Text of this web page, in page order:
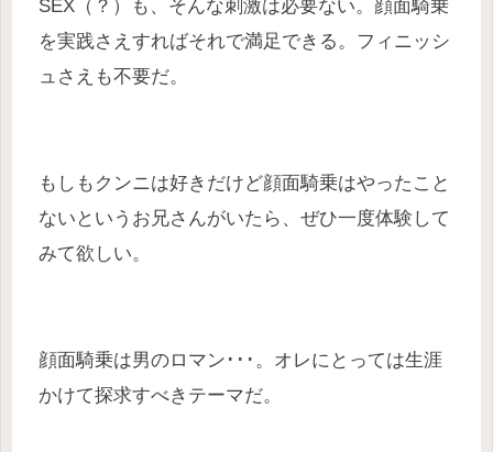
SEX（？）も、そんな刺激は必要ない。顔面騎乗
を実践さえすればそれで満足できる。フィニッシ
ュさえも不要だ。
もしもクンニは好きだけど顔面騎乗はやったこと
ないというお兄さんがいたら、ぜひ一度体験して
みて欲しい。
顔面騎乗は男のロマン･･･。オレにとっては生涯
かけて探求すべきテーマだ。